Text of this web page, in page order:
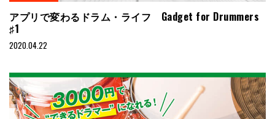
アプリで変わるドラム・ライフ Gadget for Drummers
♯1
2020.04.22